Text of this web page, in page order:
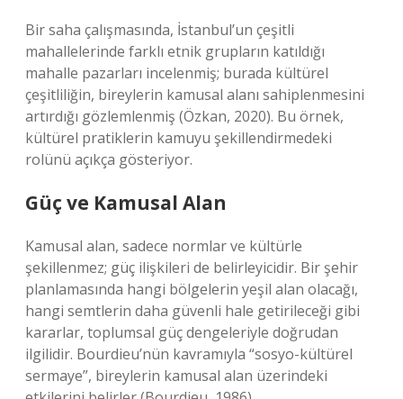
Bir saha çalışmasında, İstanbul’un çeşitli
mahallelerinde farklı etnik grupların katıldığı
mahalle pazarları incelenmiş; burada kültürel
çeşitliliğin, bireylerin kamusal alanı sahiplenmesini
artırdığı gözlemlenmiş (Özkan, 2020). Bu örnek,
kültürel pratiklerin kamuyu şekillendirmedeki
rolünü açıkça gösteriyor.
Güç ve Kamusal Alan
Kamusal alan, sadece normlar ve kültürle
şekillenmez; güç ilişkileri de belirleyicidir. Bir şehir
planlamasında hangi bölgelerin yeşil alan olacağı,
hangi semtlerin daha güvenli hale getirileceği gibi
kararlar, toplumsal güç dengeleriyle doğrudan
ilgilidir. Bourdieu’nün kavramıyla “sosyo-kültürel
sermaye”, bireylerin kamusal alan üzerindeki